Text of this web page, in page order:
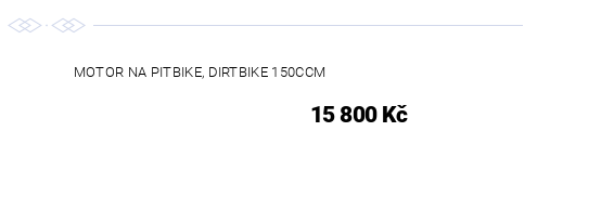
MOTOR NA PITBIKE, DIRTBIKE 150CCM
15 800 Kč